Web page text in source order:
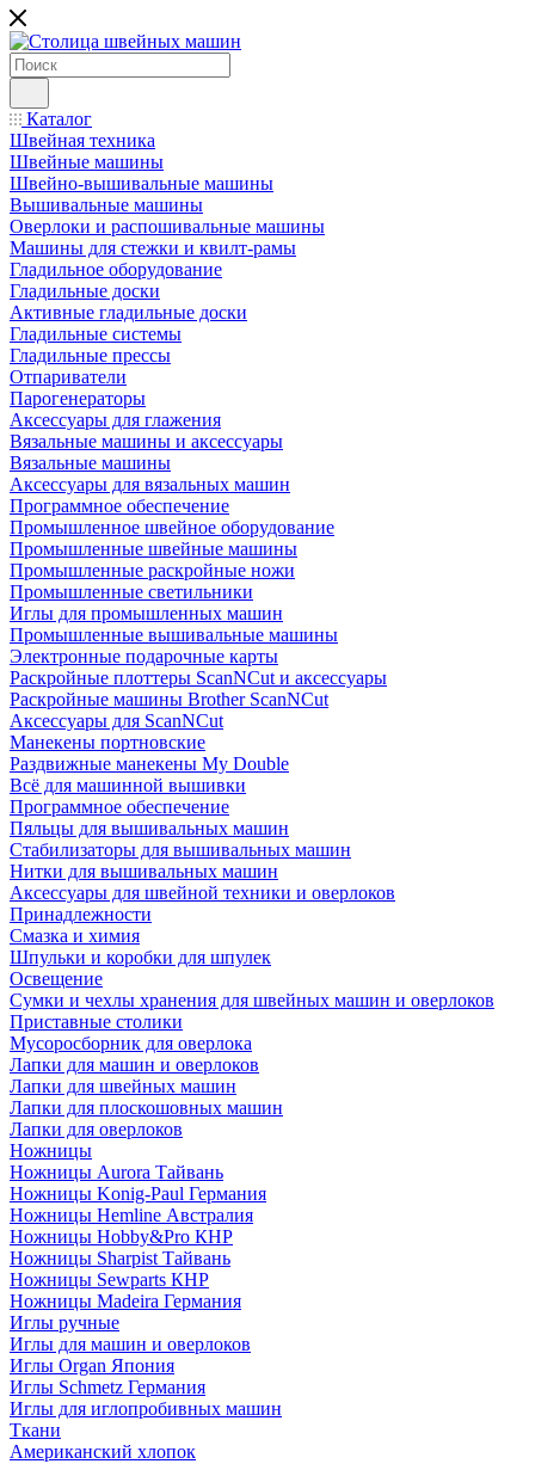
Каталог
Швейная техника
Швейные машины
Швейно-вышивальные машины
Вышивальные машины
Оверлоки и распошивальные машины
Машины для стежки и квилт-рамы
Гладильное оборудование
Гладильные доски
Активные гладильные доски
Гладильные системы
Гладильные прессы
Отпариватели
Парогенераторы
Аксессуары для глажения
Вязальные машины и аксессуары
Вязальные машины
Аксессуары для вязальных машин
Программное обеспечение
Промышленное швейное оборудование
Промышленные швейные машины
Промышленные раскройные ножи
Промышленные светильники
Иглы для промышленных машин
Промышленные вышивальные машины
Электронные подарочные карты
Раскройные плоттеры ScanNCut и аксессуары
Раскройные машины Brother ScanNCut
Аксессуары для ScanNCut
Манекены портновские
Раздвижные манекены My Double
Всё для машинной вышивки
Программное обеспечение
Пяльцы для вышивальных машин
Стабилизаторы для вышивальных машин
Нитки для вышивальных машин
Аксессуары для швейной техники и оверлоков
Принадлежности
Смазка и химия
Шпульки и коробки для шпулек
Освещение
Сумки и чехлы хранения для швейных машин и оверлоков
Приставные столики
Мусоросборник для оверлока
Лапки для машин и оверлоков
Лапки для швейных машин
Лапки для плоскошовных машин
Лапки для оверлоков
Ножницы
Ножницы Aurora Тайвань
Ножницы Konig-Paul Германия
Ножницы Hemline Австралия
Ножницы Hobby&Pro КНР
Ножницы Sharpist Тайвань
Ножницы Sewparts КНР
Ножницы Madeira Германия
Иглы ручные
Иглы для машин и оверлоков
Иглы Organ Япония
Иглы Schmetz Германия
Иглы для иглопробивных машин
Ткани
Американский хлопок